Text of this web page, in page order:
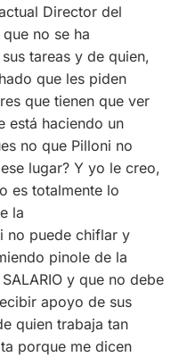
Director del
no se ha
tareas y de quien,
que les piden
que tienen que ver
está haciendo un
no que Pilloni no
lugar? Y yo le creo,
es totalmente lo
la
no puede chiflar y
pinole de la
y que no debe
apoyo de sus
quien trabaja tan
porque me dicen